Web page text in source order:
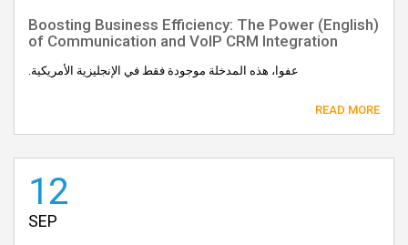
(English) Boosting Business Efficiency: The Power
of Communication and VoIP CRM Integration
عفوا، هذه المدخلة موجودة فقط في الإنجليزية الأمريكية.
READ MORE
12
SEP